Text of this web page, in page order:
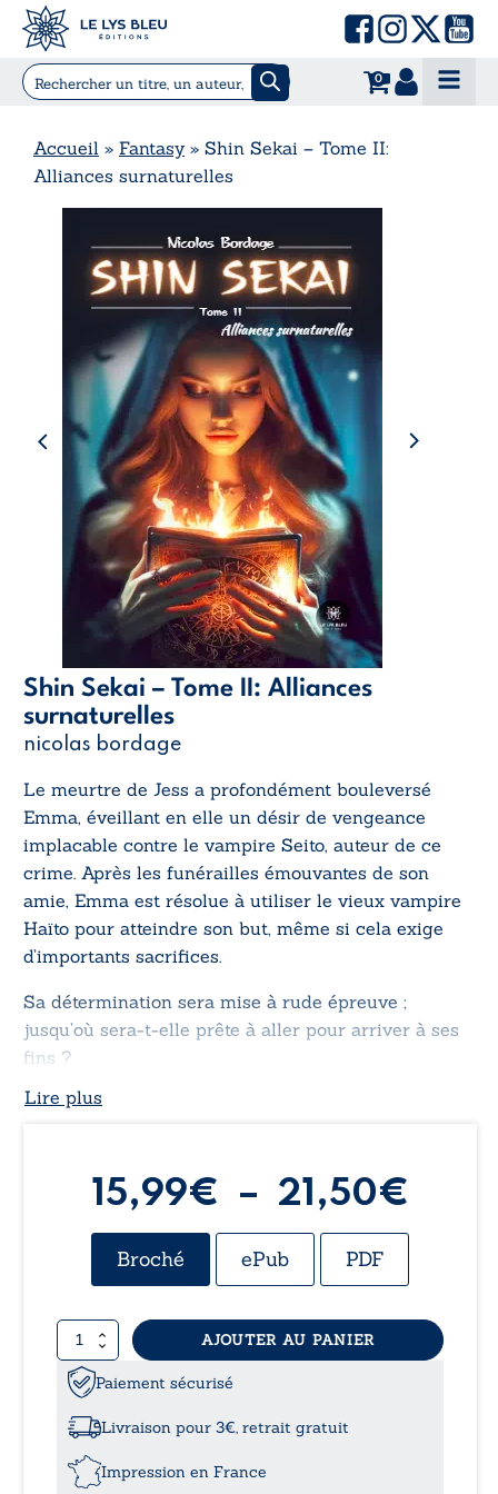
0
Accueil » Fantasy» Shin Sekai – Tome II:
Alliances surnaturelles
Shin Sekai – Tome II: Alliances
surnaturelles
nicolas bordage
Le meurtre de Jess a profondément bouleversé
Emma, éveillant en elle un désir de vengeance
implacable contre le vampire Seito, auteur de ce
crime. Après les funérailles émouvantes de son
amie, Emma est résolue à utiliser le vieux vampire
Haïto pour atteindre son but, même si cela exige
d’importants sacrifices.
Sa détermination sera mise à rude épreuve ;
jusqu’où sera-t-elle prête à aller pour arriver à ses
fins ?
Lire plus
15,99€ – 21,50€
de
Broché ePub PDF
quantité
de
Shin
Sekai
Alliances
AJOUTER AU PANIER
Paiement sécurisé
Livraison pour 3€, retrait gratuit
Impression en France